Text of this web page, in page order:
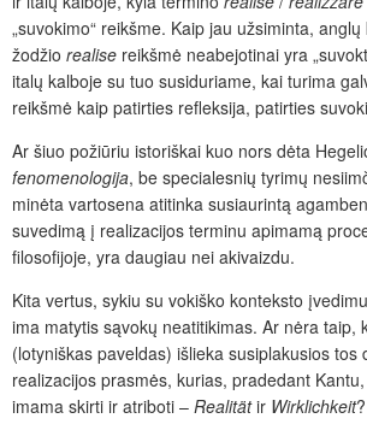
„suvokimo“ reikšme. Kaip jau užsiminta,
žodžio realise reikšmė neabejotinai yra
italų kalboje su tuo susiduriame, kai turima
reikšmė kaip patirties refleksija, patirties
Ar šiuo požiūriu istoriškai kuo nors dėta
fenomenologija, be specialesnių tyrimų
minėta vartosena atitinka susiaurintą
suvedimą į realizacijos terminu apimamą
filosofijoje, yra daugiau nei akivaizdu.
Kita vertus, sykiu su vokiško konteksto
ima matytis sąvokų neatitikimas. Ar nėra taip,
(lotyniškas paveldas) išlieka susiplakusios tos
realizacijos prasmės, kurias, pradedant
imama skirti ir atriboti – Realitätir Wirklichkeit?